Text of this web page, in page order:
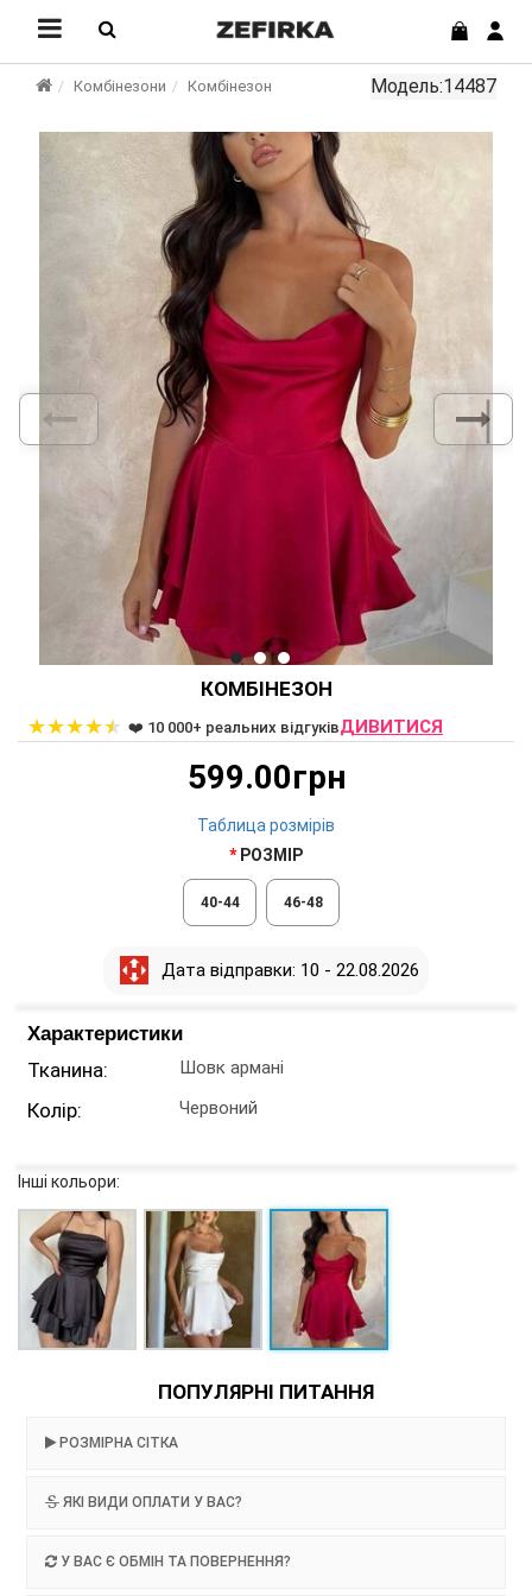
Комбінезони Комбінезон Модель:14487
КОМБІНЕЗОН
★★★★★ ❤️ 10 000+ реальних відгуківДИВИТИСЯ
599.00грн
Таблица розмірів
РОЗМІР
40-44 46-48
Дата відправки: 10 - 22.08.2026
Характеристики
Тканина: Шовк армані
Колір: Червоний
Інші кольори:
ПОПУЛЯРНІ ПИТАННЯ
РОЗМІРНА СІТКА
ЯКІ ВИДИ ОПЛАТИ У ВАС?
У ВАС Є ОБМІН ТА ПОВЕРНЕННЯ?